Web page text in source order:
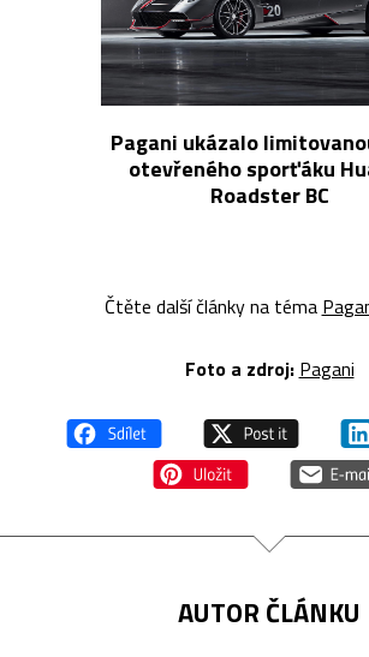
Pagani ukázalo
otevřeného sporťáku
Roadster BC
Čtěte další články na téma
Foto a zdroj: Pagani
AUTOR ČLÁNKU